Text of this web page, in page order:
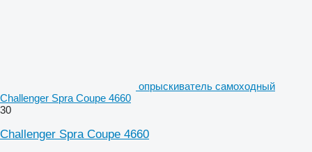
опрыскиватель самоходный
Challenger Spra Coupe 4660
30
Challenger Spra Coupe 4660